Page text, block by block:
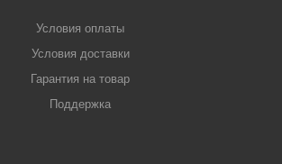
Условия оплаты
Условия доставки
Гарантия на товар
Поддержка